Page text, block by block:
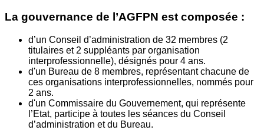
La gouvernance de l’AGFPN est composée :
d’un Conseil d’administration de 32 membres (2
titulaires et 2 suppléants par organisation
interprofessionnelle), désignés pour 4 ans.
d'un Bureau de 8 membres, représentant chacune de
ces organisations interprofessionnelles, nommés pour
2 ans.
d'un Commissaire du Gouvernement, qui représente
l’Etat, participe à toutes les séances du Conseil
d’administration et du Bureau.